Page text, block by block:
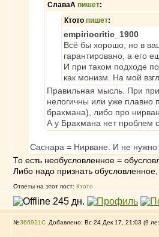
СлаваА пишет:
Ктото пишет:
empiriocritic_1900
Всё бы хорошо, но в
гарантировано, а его
И при таком подходе
как монизм. На мой
Правильная мысль. При
нелогичны или уже плавно
брахмана), либо про
А у Брахмана нет проблем с
Саснара = Нирване. И не нужно
То есть необусловленное =
Либо надо признать
Ответы на этот пост: Ктото
№366921 Добавлено: Вс 24 Дек 17, 21:03 (9